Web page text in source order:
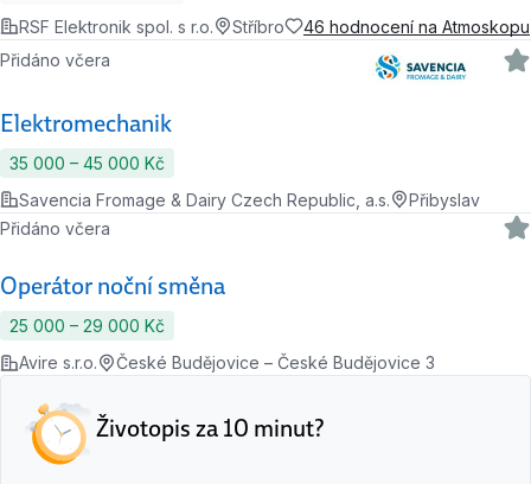
RSF Elektronik spol. s r.o. Stříbro 46 hodnocení na Atmoskopu
Elektromechanik
Přidáno včera
35 000 ‍–‍ 45 000 Kč
Savencia Fromage & Dairy Czech Republic, a.s.
Přibyslav
Operátor noční směna
Přidáno včera
25 000 ‍–‍ 29 000 Kč
Avire s.r.o.
České Budějovice – České Budějovice 3
Životopis za 10 minut?